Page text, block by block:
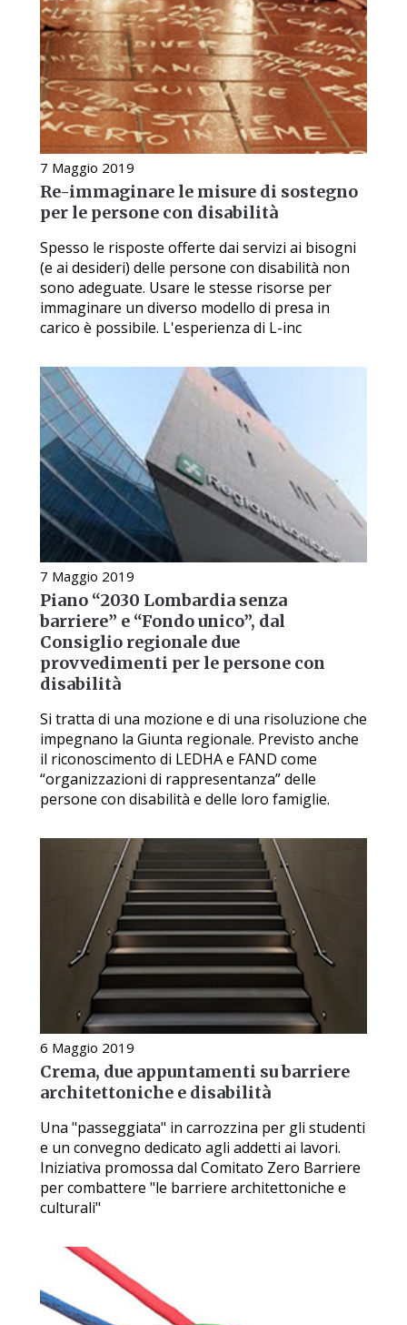
7 Maggio 2019
Re-immaginare le misure di sostegno
per le persone con disabilità
Spesso le risposte offerte dai servizi ai bisogni
(e ai desideri) delle persone con disabilità non
sono adeguate. Usare le stesse risorse per
immaginare un diverso modello di presa in
carico è possibile. L'esperienza di L-inc
7 Maggio 2019
Piano “2030 Lombardia senza
barriere” e “Fondo unico”, dal
Consiglio regionale due
provvedimenti per le persone con
disabilità
Si tratta di una mozione e di una risoluzione che
impegnano la Giunta regionale. Previsto anche
il riconoscimento di LEDHA e FAND come
“organizzazioni di rappresentanza” delle
persone con disabilità e delle loro famiglie.
6 Maggio 2019
Crema, due appuntamenti su barriere
architettoniche e disabilità
Una "passeggiata" in carrozzina per gli studenti
e un convegno dedicato agli addetti ai lavori.
Iniziativa promossa dal Comitato Zero Barriere
per combattere "le barriere architettoniche e
culturali"